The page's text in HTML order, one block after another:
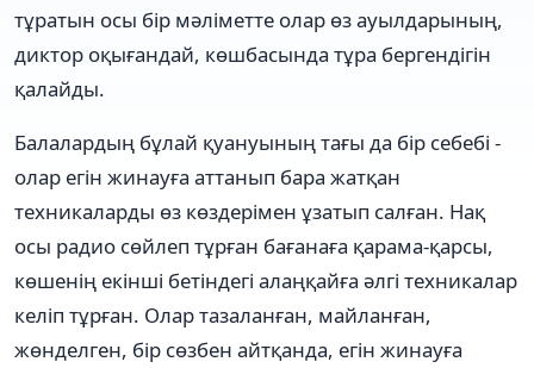
тұратын осы бір мәліметте олар өз ауылдарының,
диктор оқығандай, көшбасында тұра бергендігін
қалайды.
Балалардың бұлай қуануының тағы да бір себебі -
олар егін жинауға аттанып бара жатқан
техникаларды өз көздерімен ұзатып салған. Нақ
осы радио сөйлеп тұрған бағанаға қарама-қарсы,
көшенің екінші бетіндегі алаңқайға әлгі техникалар
келіп тұрған. Олар тазаланған, майланған,
жөнделген, бір сөзбен айтқанда, егін жинауға